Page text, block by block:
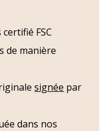
certifié FSC
de manière
signée par
dans nos